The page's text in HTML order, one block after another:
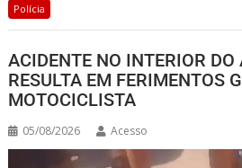
Polícia
ACIDENTE NO INTERIOR
RESULTA EM FERIMENTOS
MOTOCICLISTA
05/08/2026 Acesso